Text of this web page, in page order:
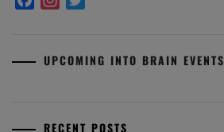
UPCOMING INTO BRAIN EVENTS
RECENT POSTS